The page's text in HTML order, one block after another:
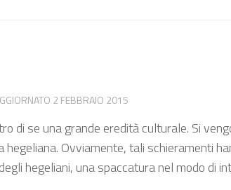
2 FEBBRAIO 2015
di se una grande eredità culturale. Si
Ovviamente, tali schieramenti
hegeliani, una spaccatura nel modo di